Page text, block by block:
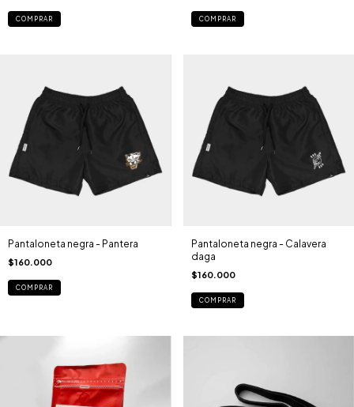
COMPRAR COMPRAR
Pantaloneta negra - Pantera
$160.000
COMPRAR
Pantaloneta negra - Calavera
daga
$160.000
COMPRAR